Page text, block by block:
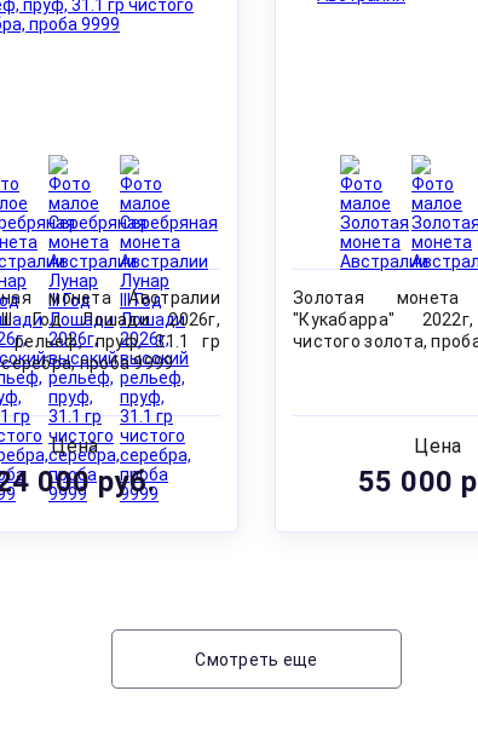
монета Австралии
Год Лошади 2026г,
рельеф, пруф, 31.1 гр
проба 9999
Цена
000 руб.
Золотая монета
"Кукабарра"
чистого золота,
Цена
55 000
Смотреть еще